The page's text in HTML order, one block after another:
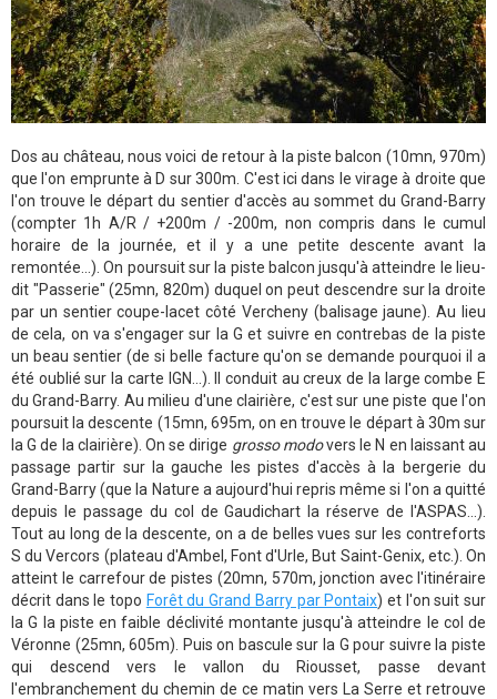
Dos au château, nous voici de retour à la piste balcon (10mn, 970m)
que l'on emprunte à D sur 300m. C'est ici dans le virage à droite que
l'on trouve le départ du sentier d'accès au sommet du Grand-Barry
(compter 1h A/R / +200m / -200m, non compris dans le cumul
horaire de la journée, et il y a une petite descente avant la
remontée...). On poursuit sur la piste balcon jusqu'à atteindre le lieu-
dit "Passerie" (25mn, 820m) duquel on peut descendre sur la droite
par un sentier coupe-lacet côté Vercheny (balisage jaune). Au lieu
de cela, on va s'engager sur la G et suivre en contrebas de la piste
un beau sentier (de si belle facture qu'on se demande pourquoi il a
été oublié sur la carte IGN...). Il conduit au creux de la large combe E
du Grand-Barry. Au milieu d'une clairière, c'est sur une piste que l'on
poursuit la descente (15mn, 695m, on en trouve le départ à 30m sur
la G de la clairière). On se dirige grosso modovers le N en laissant au
passage partir sur la gauche les pistes d'accès à la bergerie du
Grand-Barry (que la Nature a aujourd'hui repris même si l'on a quitté
depuis le passage du col de Gaudichart la réserve de l'ASPAS...).
Tout au long de la descente, on a de belles vues sur les contreforts
S du Vercors (plateau d'Ambel, Font d'Urle, But Saint-Genix, etc.). On
atteint le carrefour de pistes (20mn, 570m, jonction avec l'itinéraire
décrit dans le topo Forêt du Grand Barry par Pontaix) et l'on suit sur
la G la piste en faible déclivité montante jusqu'à atteindre le col de
Véronne (25mn, 605m). Puis on bascule sur la G pour suivre la piste
qui descend vers le vallon du Riousset, passe devant
l'embranchement du chemin de ce matin vers La Serre et retrouve